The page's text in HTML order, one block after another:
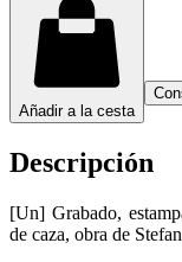
Añadir a la cesta
Descripción
[Un] Grabado,
de caza, obra de